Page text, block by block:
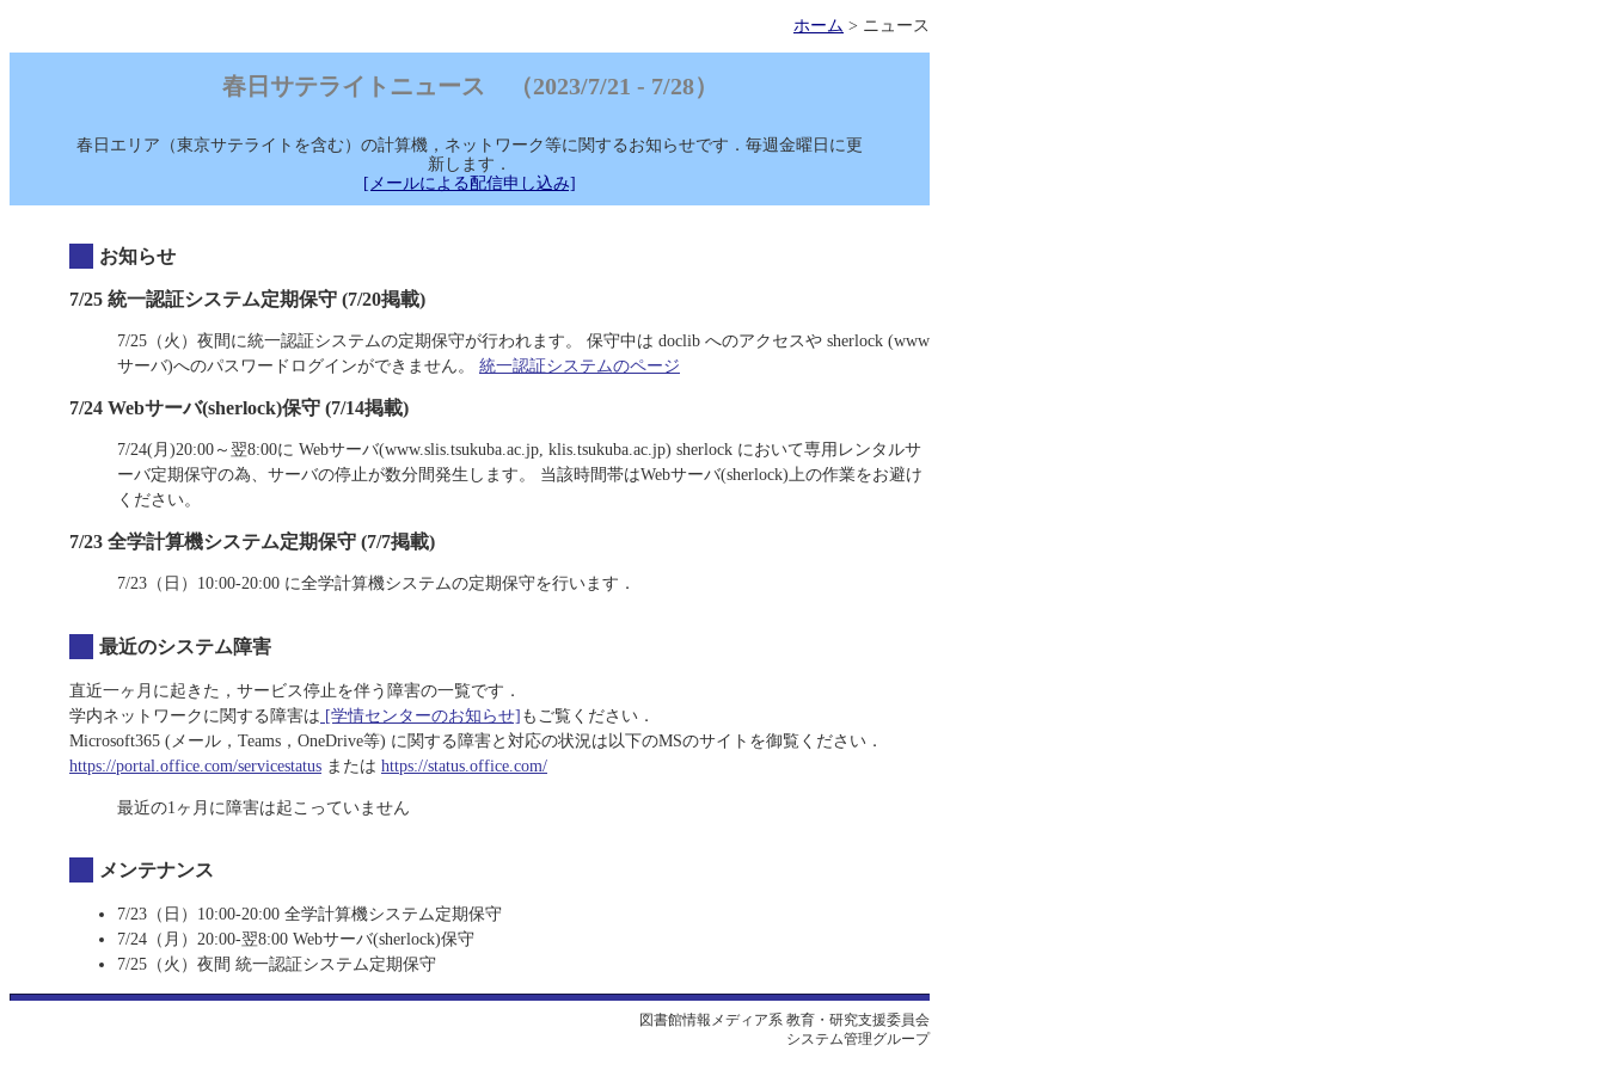
ホーム > ニュース
春日サテライトニュース （2023/7/21 - 7/28）
春日エリア（東京サテライトを含む）の計算機，ネットワーク等に関するお知らせです．毎週金曜日に更
新します．
[メールによる配信申し込み]
お知らせ
7/25 統一認証システム定期保守 (7/20掲載)
7/25（火）夜間に統一認証システムの定期保守が行われます。 保守中は doclib へのアクセスや sherlock (www
サーバ)へのパスワードログインができません。 統一認証システムのページ
7/24 Webサーバ(sherlock)保守 (7/14掲載)
7/24(月)20:00～翌8:00に Webサーバ(www.slis.tsukuba.ac.jp, klis.tsukuba.ac.jp) sherlock において専用レンタルサ
ーバ定期保守の為、サーバの停止が数分間発生します。 当該時間帯はWebサーバ(sherlock)上の作業をお避け
ください。
7/23 全学計算機システム定期保守 (7/7掲載)
7/23（日）10:00-20:00 に全学計算機システムの定期保守を行います．
最近のシステム障害
直近一ヶ月に起きた，サービス停止を伴う障害の一覧です．
学内ネットワークに関する障害は [学情センターのお知らせ] もご覧ください．
Microsoft365 (メール，Teams，OneDrive等) に関する障害と対応の状況は以下のMSのサイトを御覧ください．
https://portal.office.com/servicestatus または https://status.office.com/
最近の1ヶ月に障害は起こっていません
メンテナンス
7/23（日）10:00-20:00 全学計算機システム定期保守
7/24（月）20:00-翌8:00 Webサーバ(sherlock)保守
7/25（火）夜間 統一認証システム定期保守
図書館情報メディア系 教育・研究支援委員会
システム管理グループ